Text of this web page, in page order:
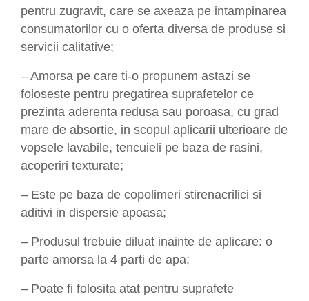
pentru zugravit, care se axeaza pe intampinarea
consumatorilor cu o oferta diversa de produse si
servicii calitative;
– Amorsa pe care ti-o propunem astazi se
foloseste pentru pregatirea suprafetelor ce
prezinta aderenta redusa sau poroasa, cu grad
mare de absortie, in scopul aplicarii ulterioare de
vopsele lavabile, tencuieli pe baza de rasini,
acoperiri texturate;
– Este pe baza de copolimeri stirenacrilici si
aditivi in dispersie apoasa;
– Produsul trebuie diluat inainte de aplicare: o
parte amorsa la 4 parti de apa;
– Poate fi folosita atat pentru suprafete